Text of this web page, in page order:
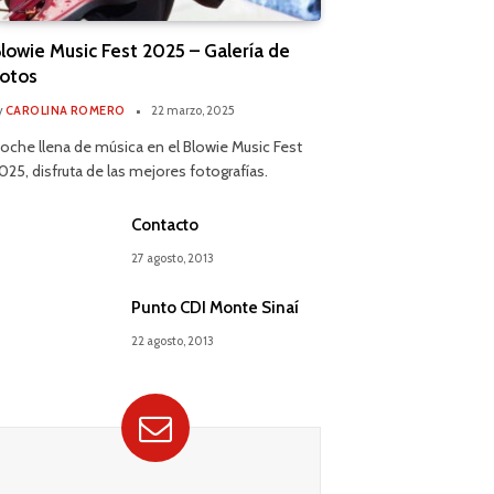
Music Fest 2025 – Galería de
CAROLINA ROMERO 22 marzo, 2025
llena de música en el Blowie Music Fest
disfruta de las mejores fotografías.
Contacto
27 agosto, 2013
Punto CDI Monte Sinaí
22 agosto, 2013